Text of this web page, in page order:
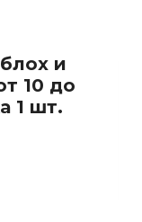
и
10 до
1 шт.